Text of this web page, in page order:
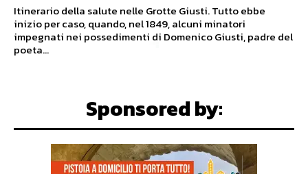
Itinerario della salute nelle Grotte Giusti. Tutto ebbe
inizio per caso, quando, nel 1849, alcuni minatori
impegnati nei possedimenti di Domenico Giusti, padre del
poeta...
Sponsored by: